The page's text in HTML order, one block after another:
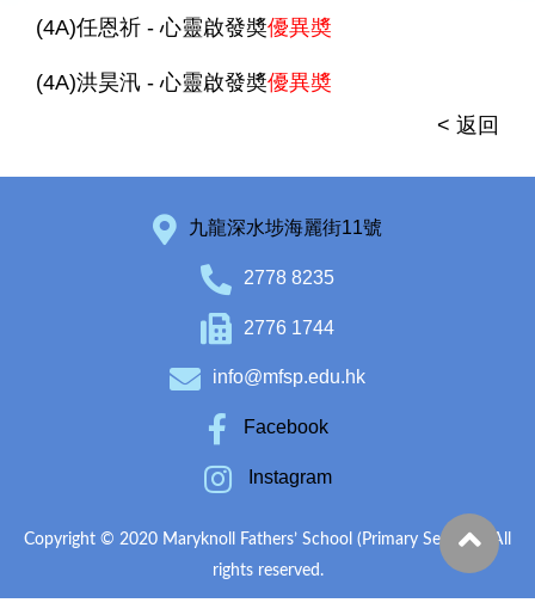
(4A)任恩祈 - 心靈啟發奬優異奬
(4A)洪昊汛 - 心靈啟發奬優異奬
< 返回
九龍深水埗海麗街11號
2778 8235
2776 1744
info@mfsp.edu.hk
Facebook
Instagram
Copyright © 2020 Maryknoll Fathers’ School (Primary Section). All
rights reserved.